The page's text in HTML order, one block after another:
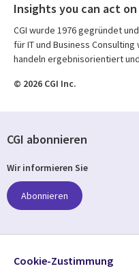
Insights you can act on
CGI wurde 1976 gegründet
für IT und Business
handeln ergebnisorientiert
© 2026 CGI Inc.
CGI abonnieren
Wir informieren Sie
Abonnieren
Folgen Sie uns
Cookie-Zustimmung